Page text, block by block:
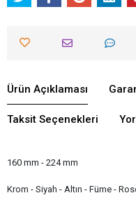
Ürün Açıklaması
Taksit Seçenekleri
160 mm - 224 mm
Krom - Siyah - Altın - Füme -